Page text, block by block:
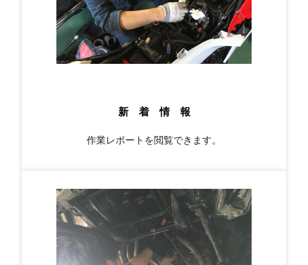
新 着 情 報
作業レポートを閲覧できます。